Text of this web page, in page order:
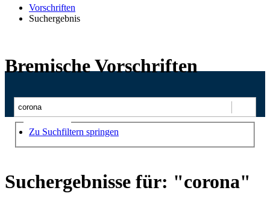
Vorschriften
Suchergebnis
Bremische Vorschriften
Suchen
Zu Suchfiltern springen
Suchergebnisse für: "corona"